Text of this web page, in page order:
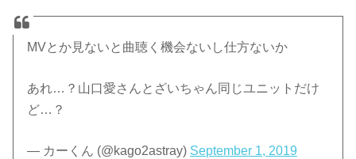
MVとか見ないと曲聴く機会ないし仕方ないか
あれ…？山口愛さんとざいちゃん同じユニットだけ
ど…？
— カーくん (@kago2astray) September 1, 2019